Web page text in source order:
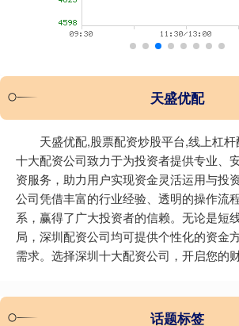
天盛优配
天盛优配,股票配资炒股平台,线上杠
十大配资公司致力于为投资者提供专业、
资服务，助力用户实现资金灵活运用与投
公司凭借丰富的行业经验、透明的操作流
系，赢得了广大投资者的信赖。无论是短
局，深圳配资公司均可提供个性化的资金
需求。选择深圳十大配资公司，开启您的
话题标签